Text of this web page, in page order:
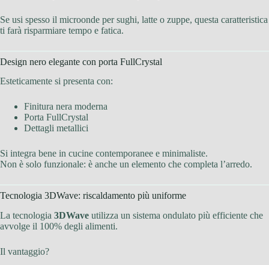
Se usi spesso il microonde per sughi, latte o zuppe, questa caratteristica
ti farà risparmiare tempo e fatica.
Design nero elegante con porta FullCrystal
Esteticamente si presenta con:
Finitura nera moderna
Porta FullCrystal
Dettagli metallici
Si integra bene in cucine contemporanee e minimaliste.
Non è solo funzionale: è anche un elemento che completa l’arredo.
Tecnologia 3DWave: riscaldamento più uniforme
La tecnologia 3DWave utilizza un sistema ondulato più efficiente che
avvolge il 100% degli alimenti.
Il vantaggio?